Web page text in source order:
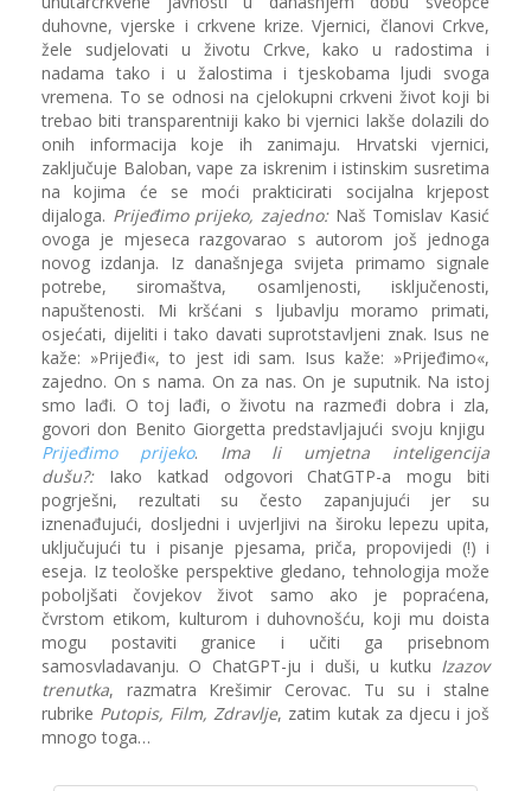
duhovne, vjerske i crkvene krize. Vjernici, članovi Crkve,
žele sudjelovati u životu Crkve, kako u radostima i
nadama tako i u žalostima i tjeskobama ljudi svoga
vremena. To se odnosi na cjelokupni crkveni život koji bi
trebao biti transparentniji kako bi vjernici lakše dolazili do
onih informacija koje ih zanimaju. Hrvatski vjernici,
zaključuje Baloban, vape za iskrenim i istinskim susretima
na kojima će se moći prakticirati socijalna krjepost
dijaloga. Prijeđimo prijeko, zajedno: Naš Tomislav Kasić
ovoga je mjeseca razgovarao s autorom još jednoga
novog izdanja. Iz današnjega svijeta primamo signale
potrebe, siromaštva, osamljenosti, isključenosti,
napuštenosti. Mi kršćani s ljubavlju moramo primati,
osjećati, dijeliti i tako davati suprotstavljeni znak. Isus ne
kaže: »Prijeđi«, to jest idi sam. Isus kaže: »Prijeđimo«,
zajedno. On s nama. On za nas. On je suputnik. Na istoj
smo lađi. O toj lađi, o životu na razmeđi dobra i zla,
govori don Benito Giorgetta predstavljajući svoju knjigu
Prijeđimo prijeko. Ima li umjetna inteligencija
dušu?: Iako katkad odgovori ChatGTP-a mogu biti
pogrješni, rezultati su često zapanjujući jer su
iznenađujući, dosljedni i uvjerljivi na široku lepezu upita,
uključujući tu i pisanje pjesama, priča, propovijedi (!) i
eseja. Iz teološke perspektive gledano, tehnologija može
poboljšati čovjekov život samo ako je popraćena,
čvrstom etikom, kulturom i duhovnošću, koji mu doista
mogu postaviti granice i učiti ga prisebnom
samosvladavanju. O ChatGPT-ju i duši, u kutku Izazov
trenutka, razmatra Krešimir Cerovac. Tu su i stalne
rubrike Putopis, Film, Zdravlje, zatim kutak za djecu i još
mnogo toga…